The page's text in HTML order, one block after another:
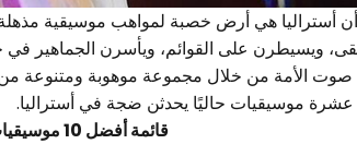
أستراليا هي أرض خصبة لمواهب موسيقية
الأمة من خلال مجموعة موهوبة ومتنوعة من
موسيقيات حاليًا يحدثن ضجة في أستراليا.
قائمة أفضل 10 موسيقيات في أستراليا 2025